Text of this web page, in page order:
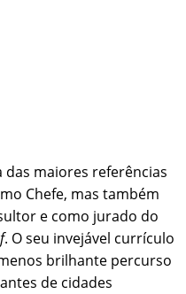
das maiores referências
Chefe, mas também
e como jurado do
. O seu invejável currículo
brilhante percurso
de cidades